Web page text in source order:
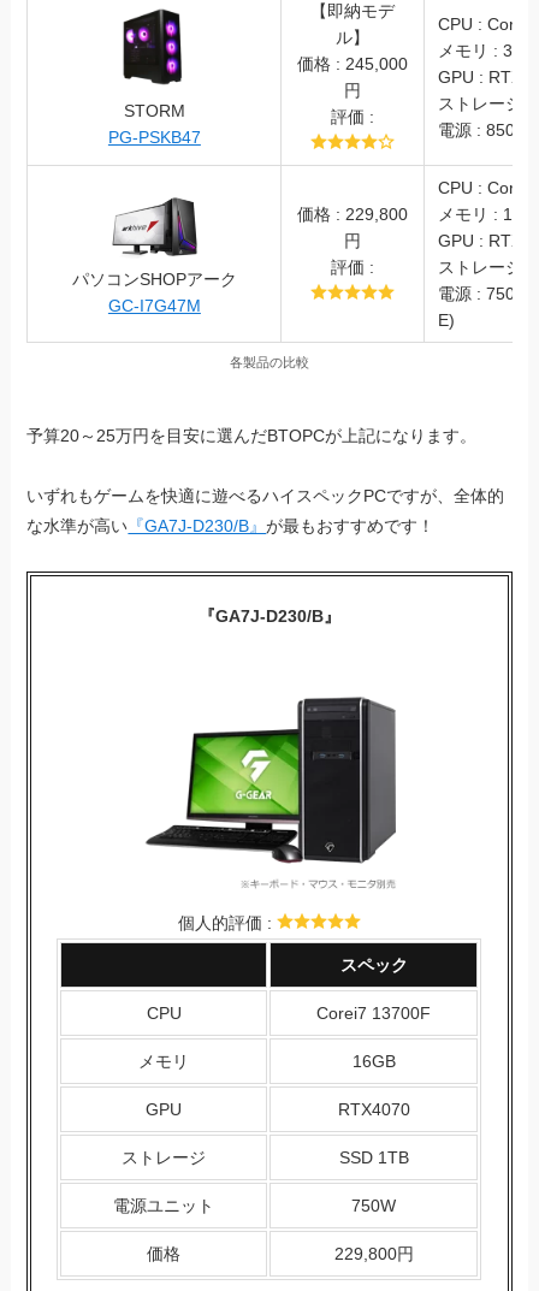
STORM
PG-PSKB47
【即納モデ
ル】
価格 : 245,000
円
評価 :
CPU : Core
メモリ :
GPU :
ストレージ :
電源 :
パソコンSHOPアーク
GC-I7G47M
価格 : 229,800
円
評価 :
CPU : Core
メモリ :
GPU :
ストレージ :
電源 : 750W
E)
各製品の比較
予算20～25万円を目安に選んだBTOPCが上記になります。
いずれもゲームを快適に遊べるハイスペックPCですが、全体的
な水準が高い 『GA7J-D230/B』が最もおすすめです！
『GA7J-D230/B』
個人的評価 :
スペック
CPU Corei7 13700F
メモリ 16GB
GPU RTX4070
ストレージ SSD 1TB
電源ユニット 750W
価格 229,800円